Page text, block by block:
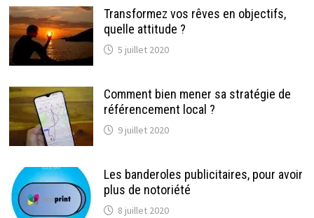
Transformez vos rêves en objectifs,
quelle attitude ?
5 juillet 2020
Comment bien mener sa stratégie de
référencement local ?
9 juillet 2020
Les banderoles publicitaires, pour avoir
plus de notoriété
8 juillet 2020